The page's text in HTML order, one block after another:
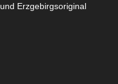
Erzgebirgsoriginal